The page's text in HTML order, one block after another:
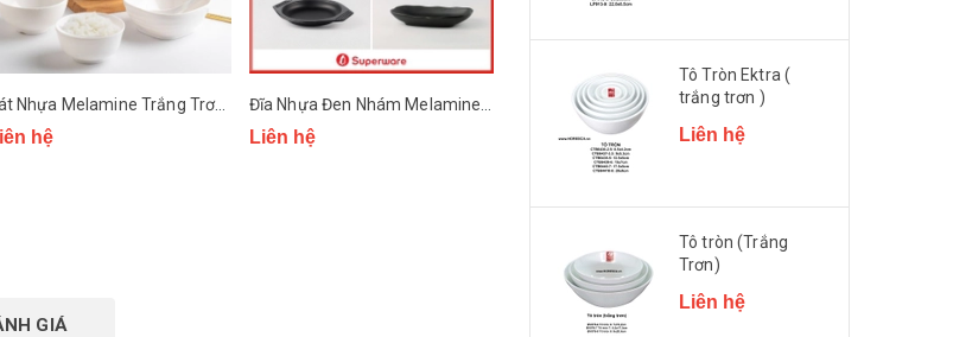
Bát Nhựa Melamine Trắng Trơn Superware
hệ Liên hệ
Đĩa Nhựa Melamine màu Đá Xám Đa Dạng Kiểu Dáng SUPERWARE
Liên hệ
GIÁ
Tô Tròn Ektra (
trắng trơn )
Liên hệ
Tô tròn (Trắng
Trơn)
Liên hệ